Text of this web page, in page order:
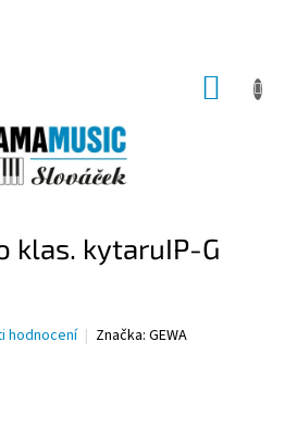
klas. kytaruIP-G
hodnocení Značka: GEWA